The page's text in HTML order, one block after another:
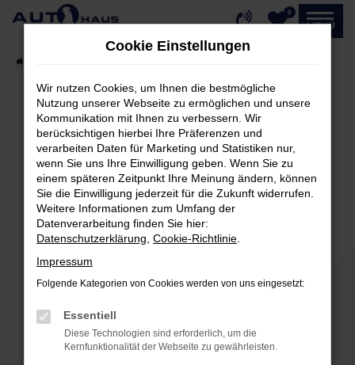
Zum
0
MENÜ
Fehler: Network Error
Beim Laden ist ein Fehler aufgetreten.
Hier sind ein paar Tipps, die dir helfen können:
Überprüfe deine Firewall und deine
Internetverbindung.
Laden andere Webseiten, zum Beispiel deine
Suchmaschine?
Prüfe deine Browsererweiterungen.
können das Laden bestimmter Seiten
verhindern. Funktioniert die Seite in einem
anderen Browser oder in einem privaten
Cookie Einstellungen
Wir nutzen Cookies, um Ihnen die bestmögliche
Nutzung unserer Webseite zu ermöglichen und unsere
Kommunikation mit Ihnen zu verbessern. Wir
berücksichtigen hierbei Ihre Präferenzen und
verarbeiten Daten für Marketing und Statistiken nur,
wenn Sie uns Ihre Einwilligung geben. Wenn Sie zu
einem späteren Zeitpunkt Ihre Meinung ändern, können
Sie die Einwilligung jederzeit für die Zukunft widerrufen.
Weitere Informationen zum Umfang der
Datenverarbeitung finden Sie hier:
Datenschutzerklärung Cookie-Richtlinie
Impressum
Folgende Kategorien von Cookies werden von uns eingesetzt:
Essentiell
Diese Technologien sind erforderlich, um die
Kernfunktionalität der Webseite zu gewährleisten.